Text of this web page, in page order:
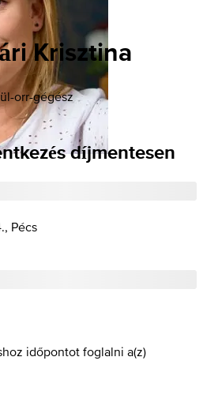
Krisztina
orr-gégész
díjmentesen
Pécs
időpontot foglalni a(z)